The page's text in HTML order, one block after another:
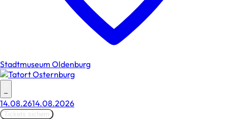
Stadtmuseum Oldenburg
–
14.08.2614.08.2026
Tickets sichern